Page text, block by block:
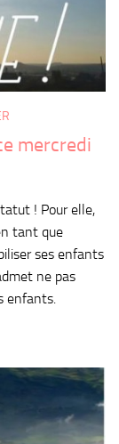
mercredi
! Pour elle,
tant que
ses enfants
ne pas
enfants.